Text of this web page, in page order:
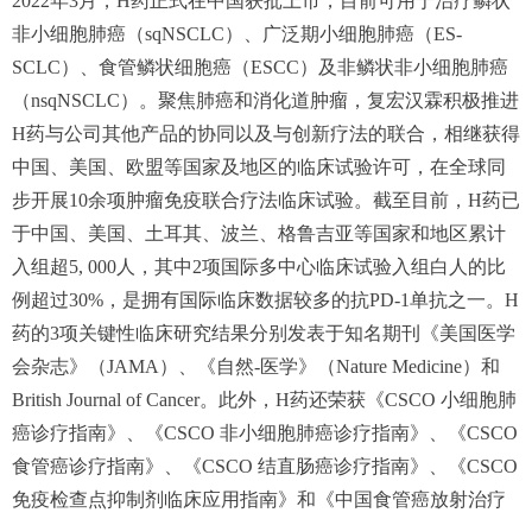
非小细胞肺癌（sqNSCLC）、广泛期小细胞肺癌（ES-
SCLC）、食管鳞状细胞癌（ESCC）及非鳞状非小细胞肺癌
（nsqNSCLC）。聚焦肺癌和消化道肿瘤，复宏汉霖积极推进
H药与公司其他产品的协同以及与创新疗法的联合，相继获得
中国、美国、欧盟等国家及地区的临床试验许可，在全球同
步开展10余项肿瘤免疫联合疗法临床试验。截至目前，H药已
于中国、美国、土耳其、波兰、格鲁吉亚等国家和地区累计
入组超5, 000人，其中2项国际多中心临床试验入组白人的比
例超过30%，是拥有国际临床数据较多的抗PD-1单抗之一。H
药的3项关键性临床研究结果分别发表于知名期刊《美国医学
会杂志》（JAMA）、《自然-医学》（Nature Medicine）和
British Journal of Cancer。此外，H药还荣获《CSCO 小细胞肺
癌诊疗指南》、《CSCO 非小细胞肺癌诊疗指南》、《CSCO
食管癌诊疗指南》、《CSCO 结直肠癌诊疗指南》、《CSCO
免疫检查点抑制剂临床应用指南》和《中国食管癌放射治疗